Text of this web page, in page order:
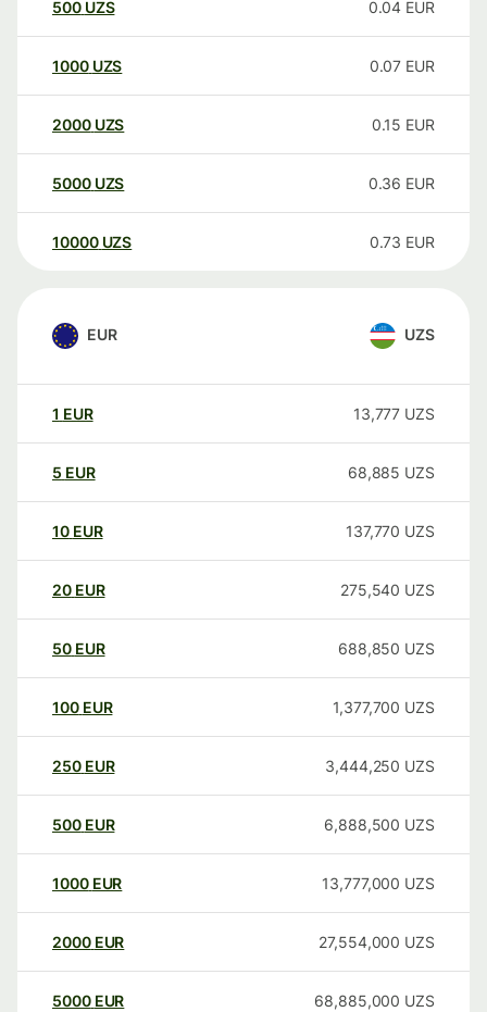
500 UZS 0.04 EUR
1000 UZS 0.07 EUR
2000 UZS 0.15 EUR
5000 UZS 0.36 EUR
10000 UZS 0.73 EUR
EUR UZS
1 EUR 13,777 UZS
5 EUR 68,885 UZS
10 EUR 137,770 UZS
20 EUR 275,540 UZS
50 EUR 688,850 UZS
100 EUR 1,377,700 UZS
250 EUR 3,444,250 UZS
500 EUR 6,888,500 UZS
1000 EUR 13,777,000 UZS
2000 EUR 27,554,000 UZS
5000 EUR 68,885,000 UZS